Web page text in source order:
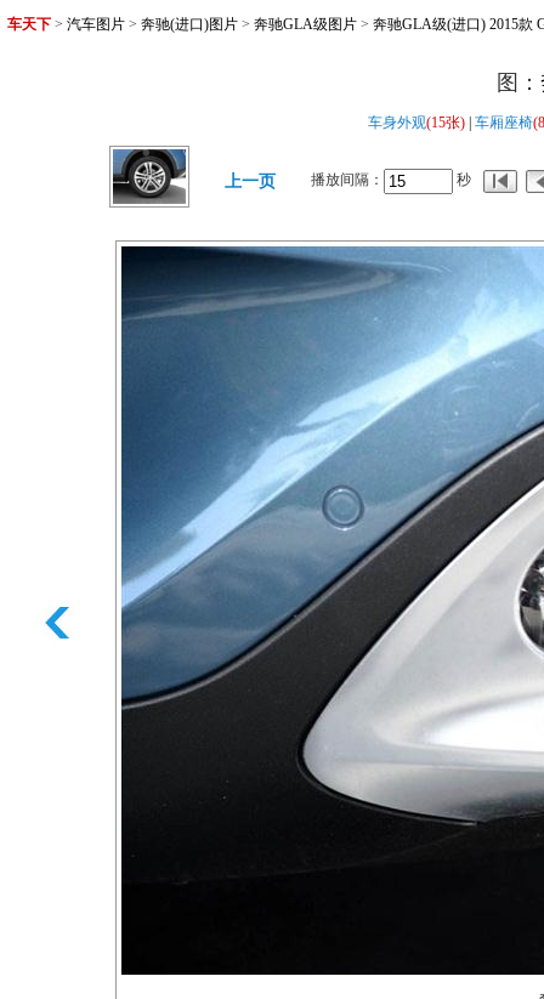
车天下 > 汽车图片 > 奔驰(进口)图片 > 奔驰GLA级图片 > 奔驰GLA级(进口) 2015款
图：
车身外观(15张) 车厢座椅
上一页 播放间隔： 秒